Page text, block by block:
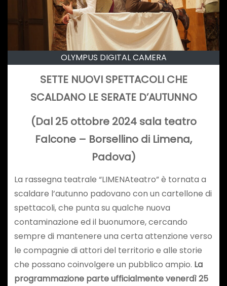
OLYMPUS DIGITAL CAMERA
SETTE NUOVI SPETTACOLI CHE
SCALDANO LE SERATE D’AUTUNNO
(Dal 25 ottobre 2024 sala teatro
Falcone – Borsellino di Limena,
Padova)
La rassegna teatrale “LIMENAteatro” è tornata a
scaldare l’autunno padovano con un cartellone di
spettacoli, che punta su qualche nuova
contaminazione ed il buonumore, cercando
sempre di mantenere una certa attenzione verso
le compagnie di attori del territorio e alle storie
che possano coinvolgere un pubblico ampio. La
programmazione parte ufficialmente venerdì 25